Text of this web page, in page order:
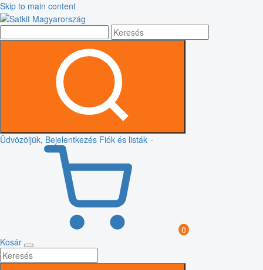
Skip to main content
Üdvözöljük, Bejelentkezés Fiók és listák
0
Kosár